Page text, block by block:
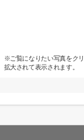
※ご覧になりたい写真をク
拡大されて表示されます。